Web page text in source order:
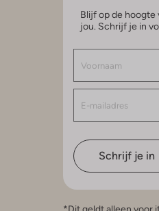
Blijf op de hoogte
jou. Schrijf je in
Schrijf je in